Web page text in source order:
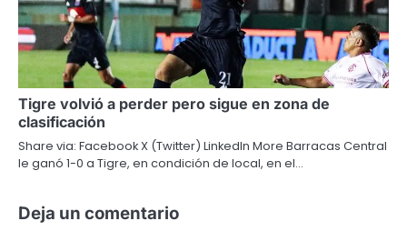
Tigre volvió a perder pero sigue en zona de
clasificación
Share via: Facebook X (Twitter) LinkedIn More Barracas Central
le ganó 1-0 a Tigre, en condición de local, en el…
Deja un comentario